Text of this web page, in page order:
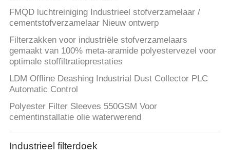
FMQD luchtreiniging Industrieel stofverzamelaar /
cementstofverzamelaar Nieuw ontwerp
Filterzakken voor industriële stofverzamelaars
gemaakt van 100% meta-aramide polyestervezel voor
optimale stoffiltratieprestaties
LDM Offline Deashing Industrial Dust Collector PLC
Automatic Control
Polyester Filter Sleeves 550GSM Voor
cementinstallatie olie waterwerend
Industrieel filterdoek